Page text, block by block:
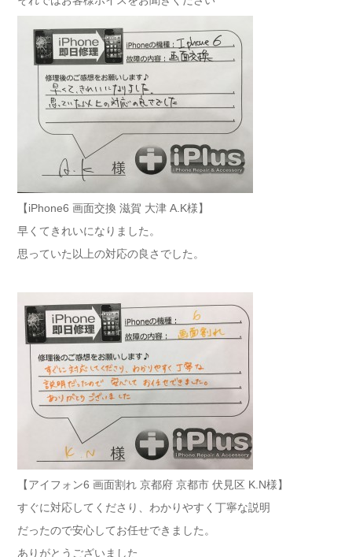
【iPhone6 画面交換 滋賀 大津 A.K様】
早くてきれいになりました。
思っていた以上の対応の良さでした。
【アイフォン6 画面割れ 京都府 京都市 伏見区 K.N様】
すぐに対応してくださり、わかりやすく丁寧な説明
だったので安心してお任せできました。
ありがとうございました